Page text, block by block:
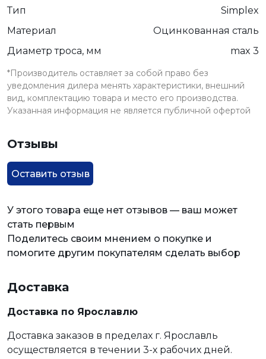
Тип
Simplex
Материал
Оцинкованная сталь
Диаметр троса, мм
max 3
*Производитель оставляет за собой право без
уведомления дилера менять характеристики, внешний
вид, комплектацию товара и место его производства.
Указанная информация не является публичной офертой
Отзывы
Оставить отзыв
У этого товара еще нет отзывов — ваш может
стать первым
Поделитесь своим мнением о покупке и
помогите другим покупателям сделать выбор
Доставка
Доставка по Ярославлю
Доставка заказов в пределах г. Ярославль
осуществляется в течении 3-х рабочих дней.